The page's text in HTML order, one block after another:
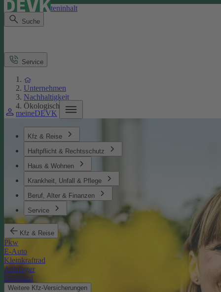
Direkt zum Seiteninhalt
Suche
meineDEVK
Kfz & Reise
Haftpflicht & Rechtsschutz
Haus & Wohnen
Krankheit, Unfall & Pflege
Beruf, Alter & Finanzen
Service
Kfz & Reise
Pkw
E-Auto
Kleinkraftrad
Anhänger
Motorrad
Weitere Kfz-Versicherungen
Service
Unternehmen
Nachhaltigkeit
Ökologisches